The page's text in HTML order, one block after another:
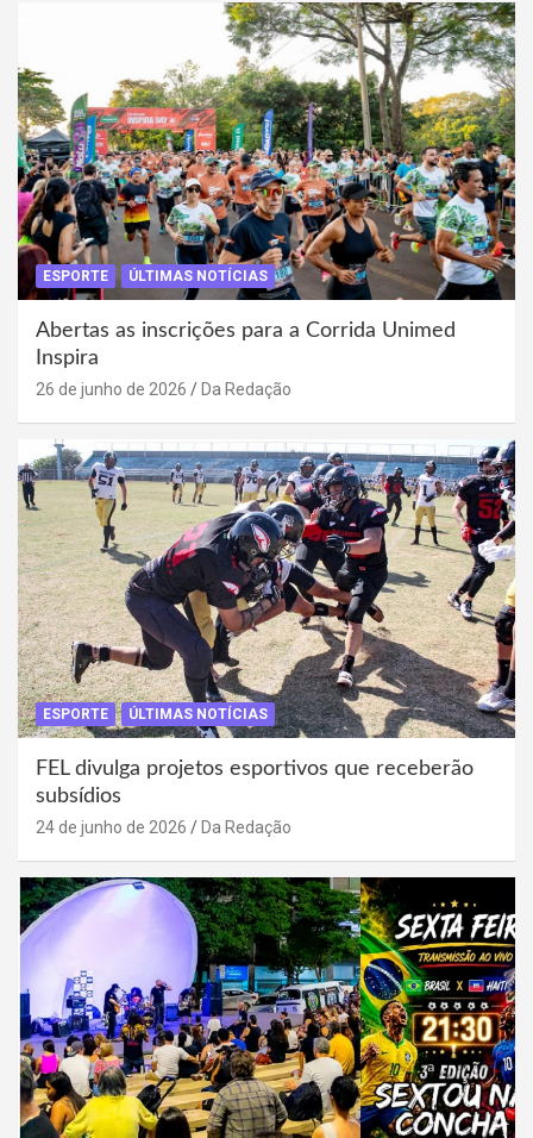
ESPORTE ÚLTIMAS NOTÍCIAS
Abertas as inscrições para a Corrida Unimed
Inspira
26 de junho de 2026 Da Redação
ESPORTE ÚLTIMAS NOTÍCIAS
FEL divulga projetos esportivos que receberão
subsídios
24 de junho de 2026 Da Redação